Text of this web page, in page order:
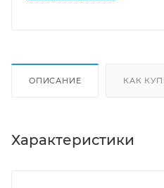
ОПИСАНИЕ КАК
Характеристики